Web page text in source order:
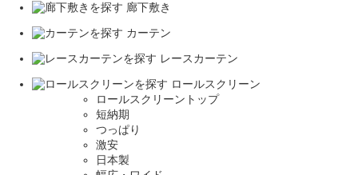
廊下敷き
カーテン
レースカーテン
ロールスクリーン
ロールスクリーントップ
短納期
つっぱり
激安
日本製